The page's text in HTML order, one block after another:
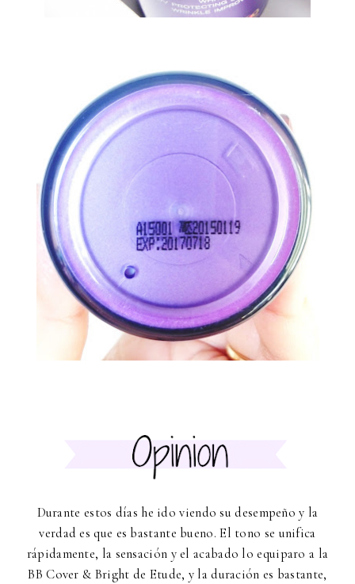
Durante estos días he ido viendo su desempeño y la
verdad es que es bastante bueno. El tono se unifica
rápidamente, la sensación y el acabado lo equiparo a la
BB Cover & Bright de Etude, y la duración es bastante,